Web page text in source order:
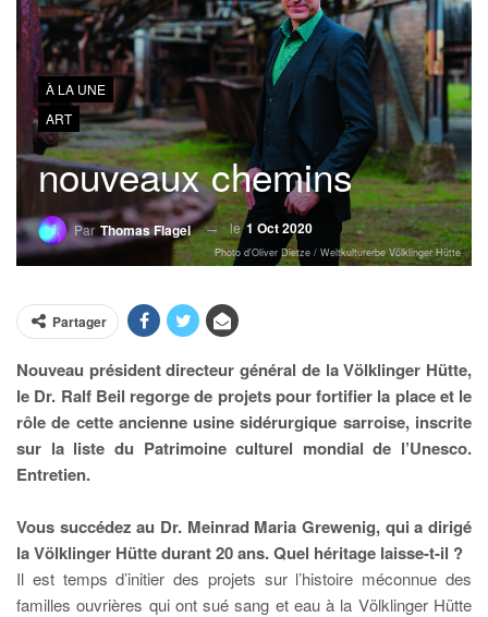
À LA UNE
ART
nouveaux chemins
Par Thomas Flagel le1 Oct 2020
Photo d'Oliver Dietze / Weltkulturerbe Völklinger Hütte
Partager
Nouveau président directeur général de la Völklinger Hütte,
le Dr. Ralf Beil regorge de projets pour fortifier la place et le
rôle de cette ancienne usine sidérurgique sarroise, inscrite
sur la liste du Patrimoine culturel mondial de l’Unesco.
Entretien.
Vous succédez au Dr. Meinrad Maria Grewenig, qui a dirigé
la Völklinger Hütte durant 20 ans. Quel héritage laisse-t-il ?
Il est temps d’initier des projets sur l’histoire méconnue des
familles ouvrières qui ont sué sang et eau à la Völklinger Hütte